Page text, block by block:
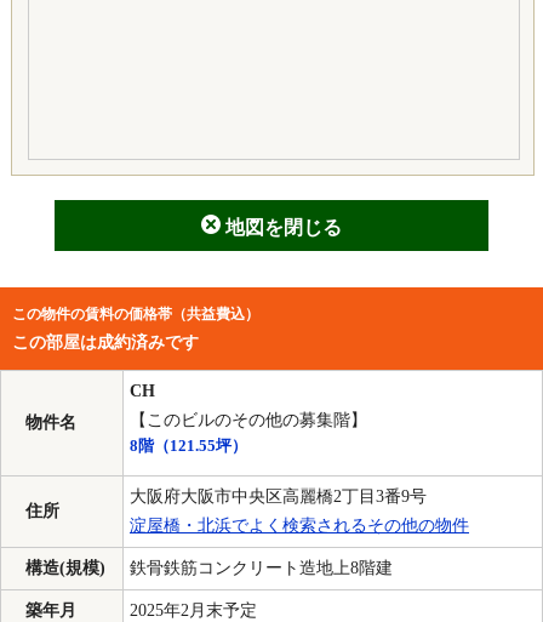
地図を閉じる
この物件の賃料の価格帯（共益費込）
この部屋は成約済みです
物件名
CH
【このビルのその他の募集階】
8階（121.55坪）
住所
大阪府大阪市中央区高麗橋2丁目3番9号
淀屋橋・北浜でよく検索されるその他の物件
構造(規模) 鉄骨鉄筋コンクリート造地上8階建
築年月 2025年2月末予定